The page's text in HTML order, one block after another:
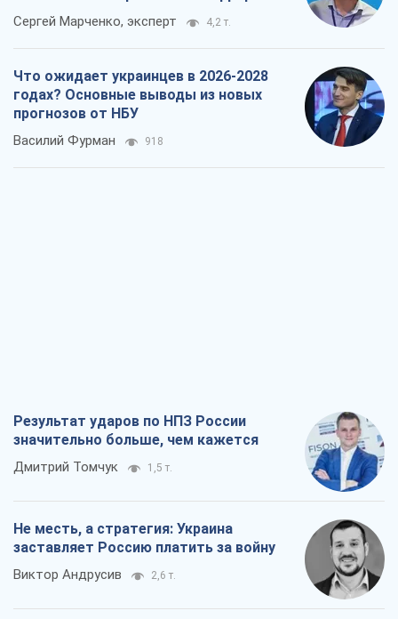
Сергей Марченко, эксперт 4,2 т.
Что ожидает украинцев в 2026-2028
годах? Основные выводы из новых
прогнозов от НБУ
Василий Фурман 918
Результат ударов по НПЗ России
значительно больше, чем кажется
Дмитрий Томчук 1,5 т.
Не месть, а стратегия: Украина
заставляет Россию платить за войну
Виктор Андрусив 2,6 т.